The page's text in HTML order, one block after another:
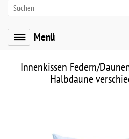
Menü
Innenkissen Federn/
Halbdaune